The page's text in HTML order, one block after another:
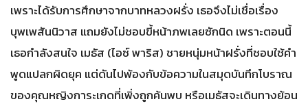
เพราะได้รับการศึกษาจากบาทหลวงฝรั่ง เธอจึงไม่เชื่อเรื่อง
บุพเพสันนิวาส แถมยังไม่ชอบขี้หน้าภพเลยซักนิด เพราะตอนนี้
เธอกำลังสนใจ เมธัส (ไอซ์ พาริส) ชายหนุ่มหน้าฝรั่งที่ชอบใช้คำ
พูดแปลกผิดยุค แต่ดันไปพ้องกับข้อความในสมุดบันทึกโบราณ
ของคุณหญิงการะเกดที่เพิ่งถูกค้นพบ หรือเมธัสจะเดินทางย้อน